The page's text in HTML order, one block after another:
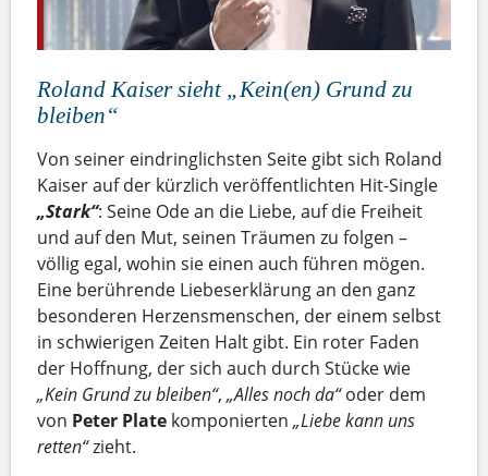
Roland Kaiser sieht „Kein(en) Grund zu
bleiben“
Von seiner eindringlichsten Seite gibt sich Roland
Kaiser auf der kürzlich veröffentlichten Hit-Single
„Stark“: Seine Ode an die Liebe, auf die Freiheit
und auf den Mut, seinen Träumen zu folgen –
völlig egal, wohin sie einen auch führen mögen.
Eine berührende Liebeserklärung an den ganz
besonderen Herzensmenschen, der einem selbst
in schwierigen Zeiten Halt gibt. Ein roter Faden
der Hoffnung, der sich auch durch Stücke wie
„Kein Grund zu bleiben“, „Alles noch da“oder dem
von Peter Plate komponierten „Liebe kann uns
retten“zieht.